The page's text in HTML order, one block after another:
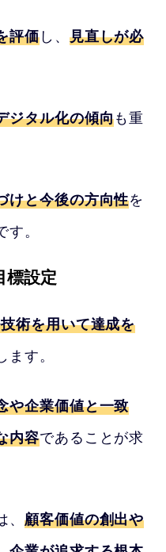
評価し、 見直しが必
ジタル化の傾向も重
けと今後の方向性を
。
標設定
術を用いて達成を
ます。
や企業価値と一致
内容であることが求
顧客価値の創出や